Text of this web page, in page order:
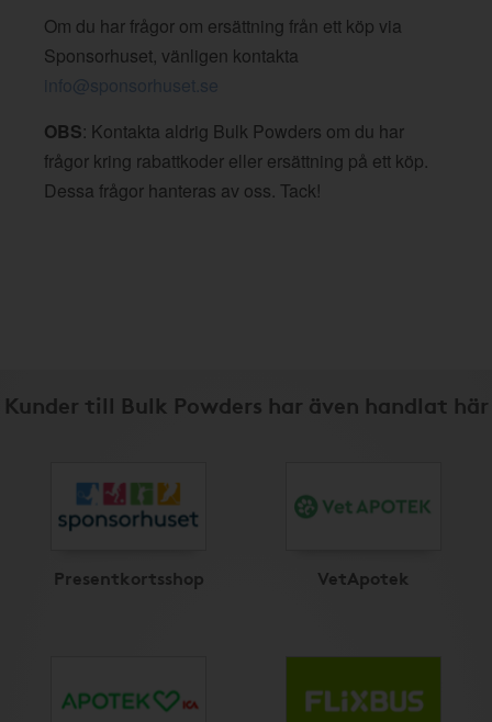
Om du har frågor om ersättning från ett köp via
Sponsorhuset, vänligen kontakta
info@sponsorhuset.se
OBS: Kontakta aldrig Bulk Powders om du har
frågor kring rabattkoder eller ersättning på ett köp.
Dessa frågor hanteras av oss. Tack!
Kunder till Bulk Powders har även handlat här
Presentkortsshop VetApotek